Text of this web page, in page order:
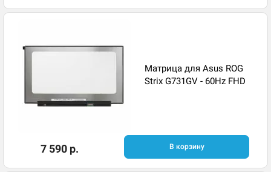
Матрица для Asus ROG
Strix G731GV - 60Hz FHD
7 590 р. В корзину